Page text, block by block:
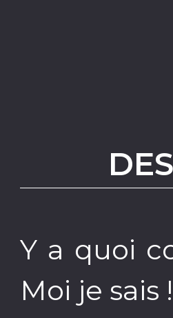
Y a quoi
Moi je sais !